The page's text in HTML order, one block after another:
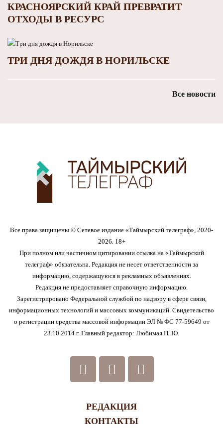
КРАСНОЯРСКИЙ КРАЙ ПРЕВРАТИТ
ОТХОДЫ В РЕСУРС
ТРИ ДНЯ ДОЖДЯ В НОРИЛЬСКЕ
Все новости
Все права защищены © Сетевое издание «Таймырский телеграф», 2020-
2026. 18+
При полном или частичном цитировании ссылка на «Таймырский
телеграф» обязательна. Редакция не несет ответственности за
информацию, содержащуюся в рекламных объявлениях.
Редакция не предоставляет справочную информацию.
Зарегистрировано Федеральной службой по надзору в сфере связи,
информационных технологий и массовых коммуникаций. Свидетельство
о регистрации средства массовой информации ЭЛ № ФС 77-59649 от
23.10.2014 г. Главный редактор: Любимая П. Ю.
РЕДАКЦИЯ
КОНТАКТЫ